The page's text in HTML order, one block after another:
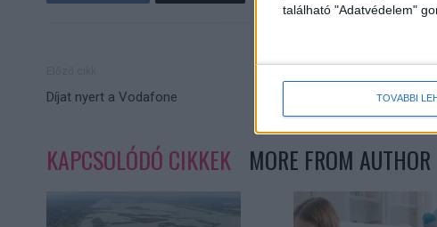
található "Adatvédelem"
TOVÁBBI
Díjat nyert a Vodafone
KAPCSOLÓDÓ CIKKEK MORE FROM AUTHOR